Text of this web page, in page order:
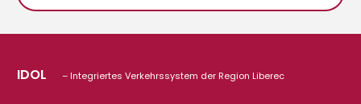
IDOL – Integriertes Verkehrssystem der Region Liberec